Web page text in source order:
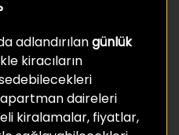
adlandırılangünlük
kiracıların
daireleri
kiralamalar, fiyatlar,